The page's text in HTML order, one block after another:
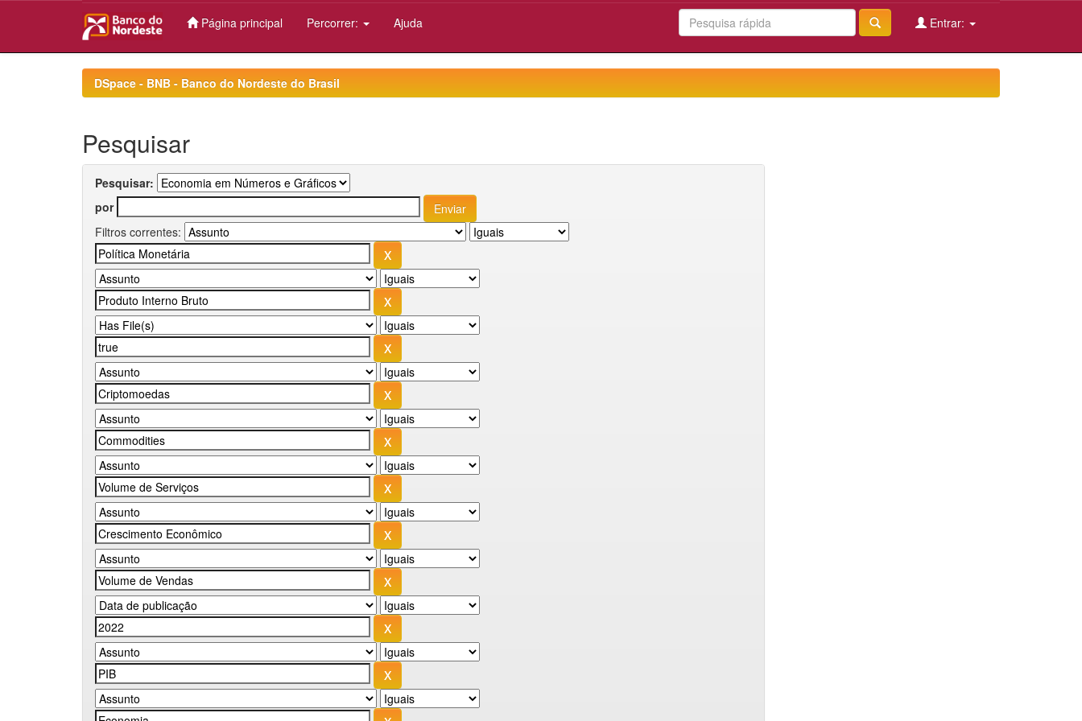
Página principal Percorrer: Ajuda Entrar:
DSpace - BNB - Banco do Nordeste do Brasil
Pesquisar
Pesquisar:
por
Filtros correntes: